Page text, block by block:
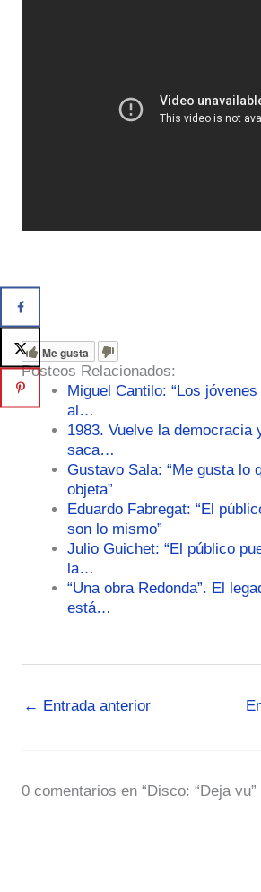
Me gusta
Posteos Relacionados:
Miguel Cantilo: “Los
al…
1983. Vuelve la democracia
saca…
Gustavo Sala: “Me gusta lo
objeta”
Eduardo Fabregat: “El
son lo mismo”
Julio Guichet: “El público
la…
“Una obra Redonda”. El
está…
← Entrada anterior
0 comentarios en “Disco: “Deja vu”